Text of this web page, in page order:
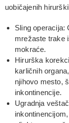
uobičajenih
Sling operacija:
mrežaste trake
mokraće.
Hirurška
karličnih
njihovo mesto,
inkontinencije.
Ugradnja